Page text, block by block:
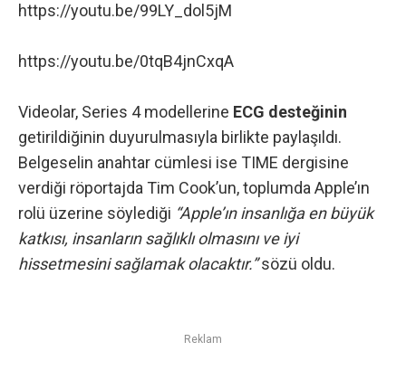
https://youtu.be/99LY_dol5jM
https://youtu.be/0tqB4jnCxqA
Videolar, Series 4 modellerine ECG desteğinin
getirildiğinin duyurulmasıyla birlikte paylaşıldı.
Belgeselin anahtar cümlesi ise TIME dergisine
verdiği röportajda Tim Cook’un, toplumda Apple’ın
rolü üzerine söylediği “Apple’ın insanlığa en büyük
katkısı, insanların sağlıklı olmasını ve iyi
hissetmesini sağlamak olacaktır.”sözü oldu.
Reklam